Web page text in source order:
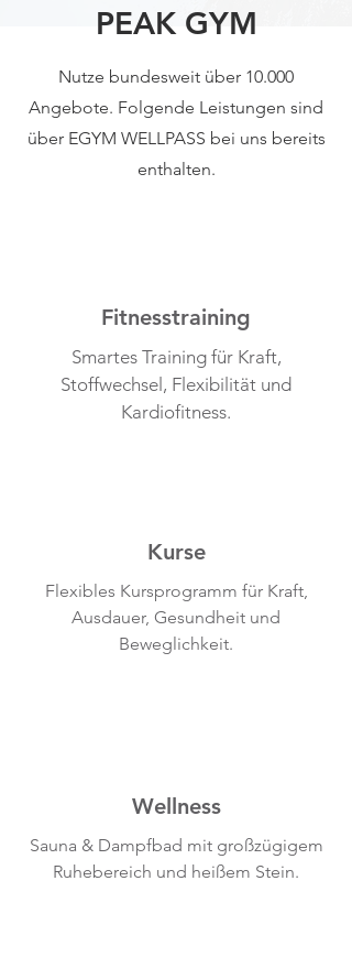
PEAK GYM
Nutze bundesweit über 10.000
Angebote. Folgende Leistungen sind
über EGYM WELLPASS bei uns bereits
enthalten.
Fitnesstraining
Smartes Training für Kraft,
Stoffwechsel, Flexibilität und
Kardiofitness.
Kurse
Flexibles Kursprogramm für Kraft,
Ausdauer, Gesundheit und
Beweglichkeit.
Wellness
Sauna & Dampfbad mit großzügigem
Ruhebereich und heißem Stein.